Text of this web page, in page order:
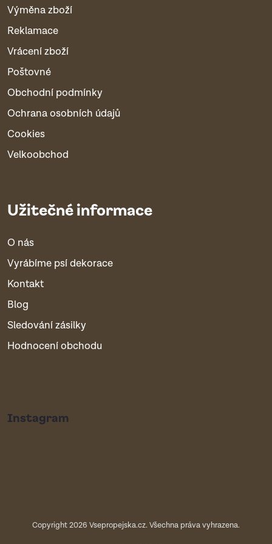
Výměna zboží
Reklamace
Vrácení zboží
Poštovné
Obchodní podmínky
Ochrana osobních údajů
Cookies
Velkoobchod
Užitečné informace
O nás
Vyrábíme psí dekorace
Kontakt
Blog
Sledování zásilky
Hodnocení obchodu
Instagram
Copyright 2026 Vsepropejska.cz. Všechna práva vyhrazena.